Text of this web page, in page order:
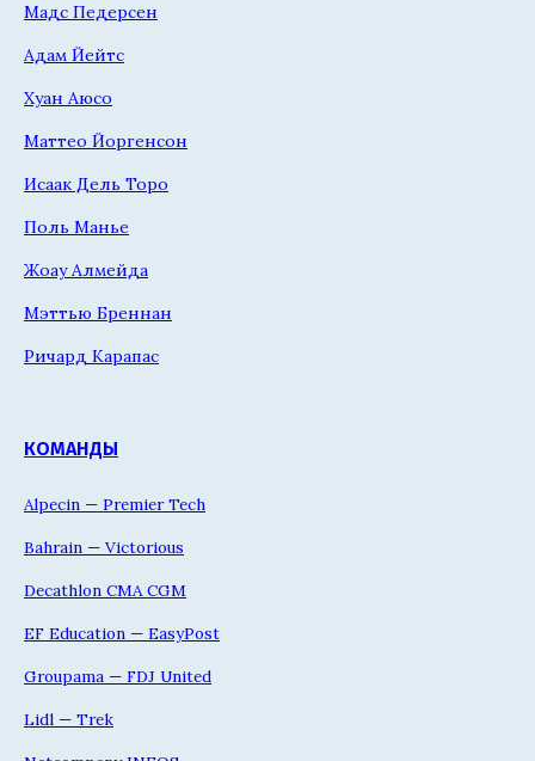
Мадс Педерсен
Адам Йейтс
Хуан Аюсо
Маттео Йоргенсон
Исаак Дель Торо
Поль Манье
Жоау Алмейда
Мэттью Бреннан
Ричард Карапас
КОМАНДЫ
Alpecin — Premier Tech
Bahrain — Victorious
Decathlon CMA CGM
EF Education — EasyPost
Groupama — FDJ United
Lidl — Trek